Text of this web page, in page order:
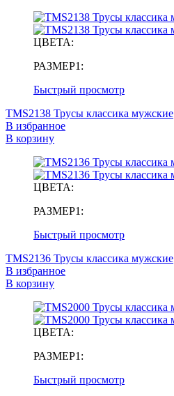
ЦВЕТА:
РАЗМЕР1:
Быстрый просмотр
TMS2138 Трусы классика мужские
В избранное
В корзину
ЦВЕТА:
РАЗМЕР1:
Быстрый просмотр
TMS2136 Трусы классика мужские
В избранное
В корзину
ЦВЕТА:
РАЗМЕР1:
Быстрый просмотр